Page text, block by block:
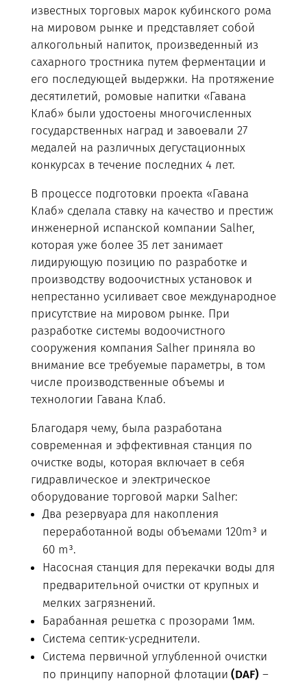
известных торговых марок кубинского рома
на мировом рынке и представляет собой
алкогольный напиток, произведенный из
сахарного тростника путем ферментации и
его последующей выдержки. На протяжение
десятилетий, ромовые напитки «Гавана
Клаб» были удостоены многочисленных
государственных наград и завоевали 27
медалей на различных дегустационных
конкурсах в течение последних 4 лет.
В процессе подготовки проекта «Гавана
Клаб» сделала ставку на качество и престиж
инженерной испанской компании Salher,
которая уже более 35 лет занимает
лидирующую позицию по разработке и
производству водоочистных установок и
непрестанно усиливает свое международное
присутствие на мировом рынке. При
разработке системы водоочистного
сооружения компания Salher приняла во
внимание все требуемые параметры, в том
числе производственные объемы и
технологии Гавана Клаб.
Благодаря чему, была разработана
современная и эффективная станция по
очистке воды, которая включает в себя
гидравлическое и электрическое
оборудование торговой марки Salher:
Два резервуара для накопления
переработанной воды объемами 120m³ и
60 m³.
Насосная станция для перекачки воды для
предварительной очистки от крупных и
мелких загрязнений.
Барабанная решетка с прозорами 1мм.
Система септик-усреднители.
Система первичной углубленной очистки
по принципу напорной флотации (DAF) –